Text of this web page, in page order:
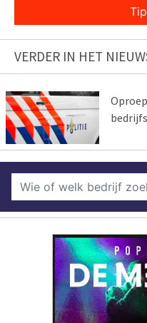
VERDER IN HET